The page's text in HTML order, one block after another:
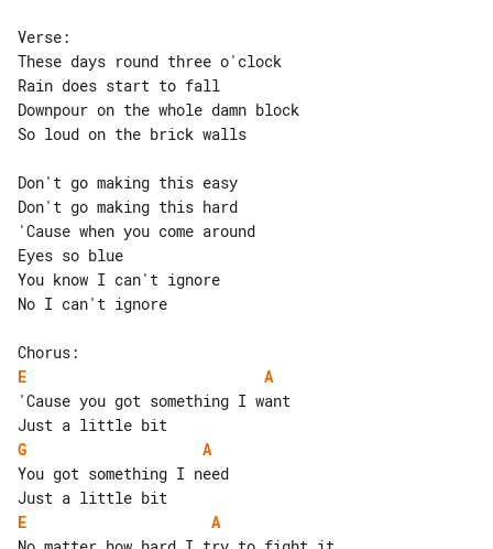
Verse:
These days round three o'clock
Rain does start to fall
Downpour on the whole damn block
So loud on the brick walls
Don't go making this easy
Don't go making this hard
'Cause when you come around
Eyes so blue
You know I can't ignore
No I can't ignore
E
A
'Cause you got something I want
G
A
You got something I need
E
A